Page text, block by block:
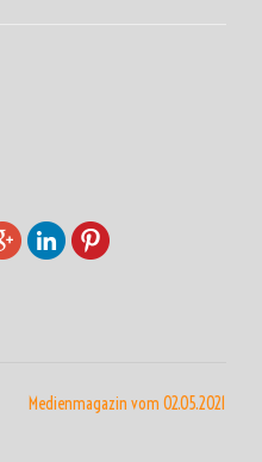
Medienmagazin vom 02.05.2021